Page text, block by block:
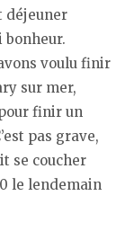
déjeuner
voulu finir
sur mer,
finir un
pas grave,
se coucher
le lendemain